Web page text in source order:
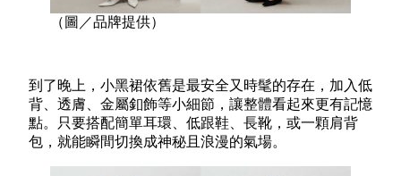
（圖／品牌提供）
到了晚上，小黑裙依舊是最安全又時髦的存在，加入低
背、透膚、金屬釦飾等小細節，讓整體看起來更有記憶
點。只要搭配簡單耳環、低跟鞋、長靴，或一顆肩背
包，就能瞬間切換成神秘且浪漫的氣場。